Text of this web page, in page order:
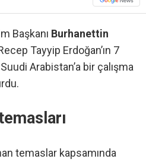
Başkanı Burhanettin
Tayyip Erdoğan’ın 7
Arabistan’a bir çalışma
temaslar kapsamında